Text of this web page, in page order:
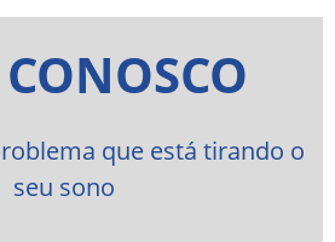
que está tirando o
seu sono